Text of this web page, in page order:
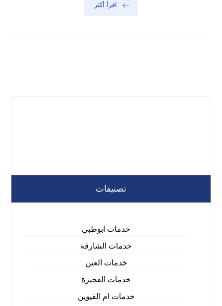
اقرأ أكثر
تصنيفات
خدمات ابوظبي
خدمات الشارقة
خدمات العين
خدمات الفجيرة
خدمات ام القيوين